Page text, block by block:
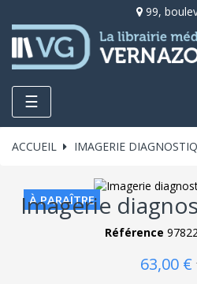
99,
Toggle
navigation
☰
ACCUEIL IMAGERIE
À PARAÎTRE
Imagerie
Référence
63,00 €